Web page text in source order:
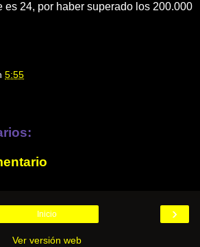
es 24, por haber superado los 200.000
5:55
›
Inicio
Ver versión web